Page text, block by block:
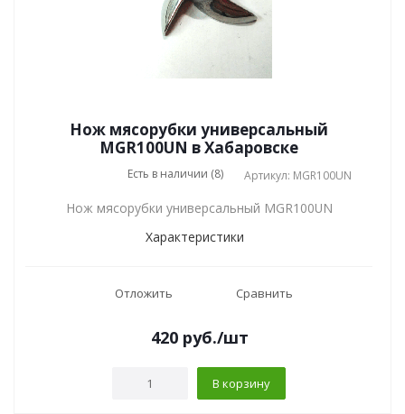
Нож мясорубки универсальный
MGR100UN в Хабаровске
Есть в наличии (8) Артикул: MGR100UN
Нож мясорубки универсальный MGR100UN
Характеристики
Отложить Сравнить
420руб./шт
В корзину